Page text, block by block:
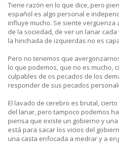
Tiene razón en lo que dice, pero
español es algo personal e
influye mucho. Se siente vergüenza
de la sociedad, de ver un lanar
la hinchada de izquierdas no es
Pero no tenemos que
lo que podemos, que no es mucho,
culpables de os pecados de los
responder de sus pecados
El lavado de cerebro es brutal,
del lanar, pero tampoco podemos
piensa que existe un gobierno y
está para sacar los vicios del
una casta enfocada a medrar y a